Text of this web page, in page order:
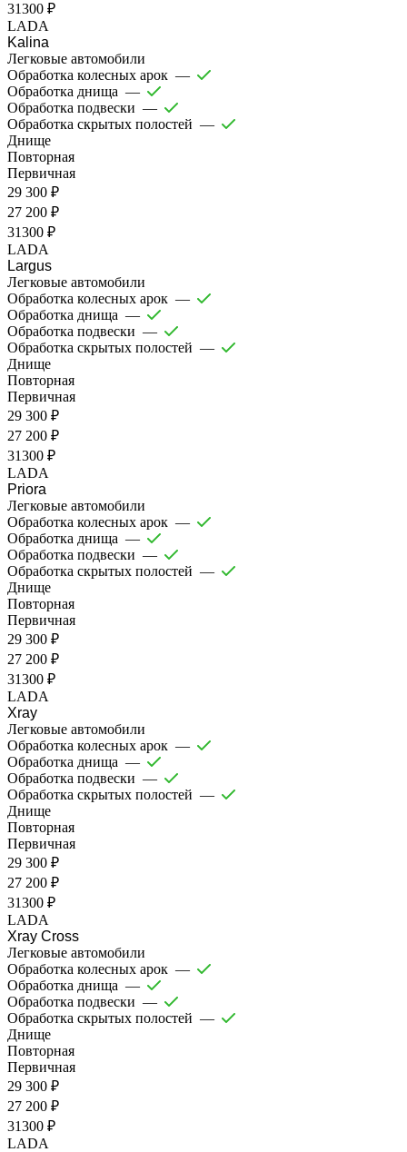
31300 ₽
LADA
Kalina
Легковые автомобили
Обработка колесных арок —
Обработка днища —
Обработка подвески —
Обработка скрытых полостей —
Днище
Повторная
Первичная
29 300 ₽
27 200 ₽
31300 ₽
LADA
Largus
Легковые автомобили
Обработка колесных арок —
Обработка днища —
Обработка подвески —
Обработка скрытых полостей —
Днище
Повторная
Первичная
29 300 ₽
27 200 ₽
31300 ₽
LADA
Priora
Легковые автомобили
Обработка колесных арок —
Обработка днища —
Обработка подвески —
Обработка скрытых полостей —
Днище
Повторная
Первичная
29 300 ₽
27 200 ₽
31300 ₽
LADA
Xray
Легковые автомобили
Обработка колесных арок —
Обработка днища —
Обработка подвески —
Обработка скрытых полостей —
Днище
Повторная
Первичная
29 300 ₽
27 200 ₽
31300 ₽
LADA
Xray Cross
Легковые автомобили
Обработка колесных арок —
Обработка днища —
Обработка подвески —
Обработка скрытых полостей —
Днище
Повторная
Первичная
29 300 ₽
27 200 ₽
31300 ₽
LADA